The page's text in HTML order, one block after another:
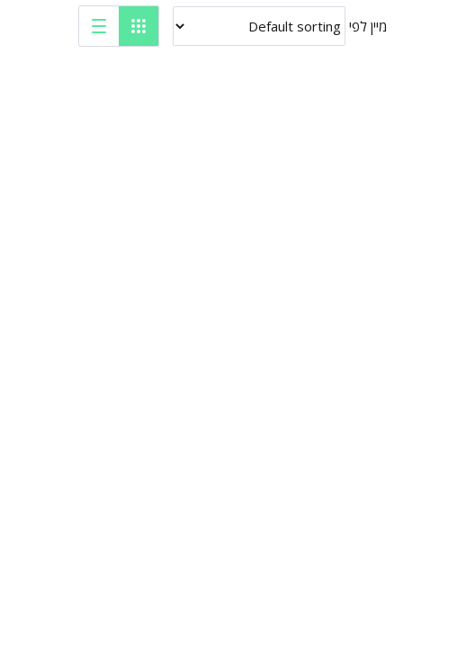
מיין לפי